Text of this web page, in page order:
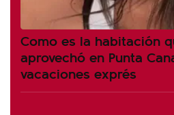
Como es la habitación
aprovechó en Punta
vacaciones exprés